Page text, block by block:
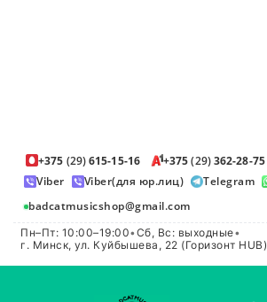
+375 (29)615-15-16 +375(29)362-28-75
Viber
Viber(для юр.лиц) Telegram
badcatmusicshop@gmail.com
Пн–Пт: 10:00–19:00•Сб, Вс: выходные•
г. Минск, ул. Куйбышева, 22 (Горизонт HUB)